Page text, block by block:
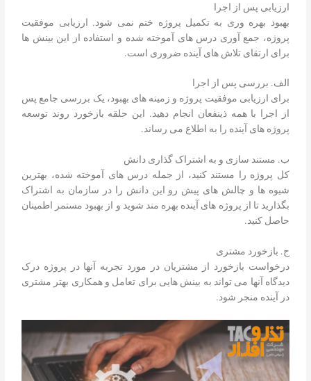
ارزیابی پس از اجرا
بهبود بهره وری به تکمیل پروژه ختم نمی شود. ارزیابی موفقیت
پروژه، جمع آوری درس های آموخته شده و استفاده از این بینش ها
برای ارتقای تلاش های آینده ضروری است.
الف. بررسی پس از اجرا
برای ارزیابی موفقیت پروژه و زمینه های بهبود، یک بررسی جامع پس
از اجرا با همه ذینفعان انجام دهید. این حلقه بازخورد روند توسعه
پروژه های آینده را به اطلاع می رساند.
ب. مستند سازی و به اشتراک گذاری دانش
کل پروژه را مستند کنید، از جمله درس های آموخته شده، بهترین
شیوه ها و چالش های پیش رو این دانش را در سازمان به اشتراک
بگذارید تا از پروژه های آینده بهره مند شوید و از بهبود مستمر اطمینان
حاصل کنید.
ج. بازخورد مشتری
درخواست بازخورد از مشتریان در مورد تجربه آنها در پروژه درک
دیدگاه آنها می تواند به بینش هایی برای تعامل و همکاری بهتر مشتری
در آینده منجر شود.